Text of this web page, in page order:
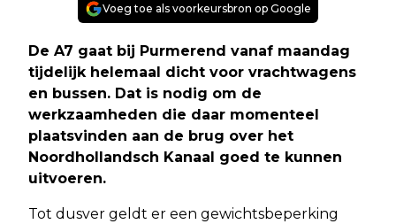
Voeg toe als voorkeursbron op Google
De A7 gaat bij Purmerend vanaf maandag
tijdelijk helemaal dicht voor vrachtwagens
en bussen. Dat is nodig om de
werkzaamheden die daar momenteel
plaatsvinden aan de brug over het
Noordhollandsch Kanaal goed te kunnen
uitvoeren.
Tot dusver geldt er een gewichtsbeperking